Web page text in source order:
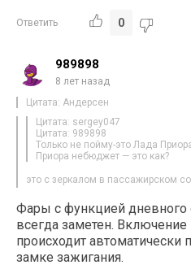
Ответить 0
989898
8 лет назад
Цитата: Андерсен
Цитата: sergey047
Цитата: 989898
Только не пойму-это Лада
Приора небюджет — это как?
это с зеркалом в пассажирском
Фары с функцией дневного
всегда заметен.
происходит автоматически
замке зажигания.